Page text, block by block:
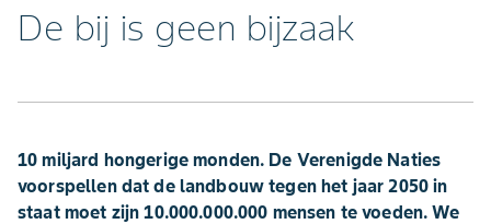
De bij is geen bijzaak
10 miljard hongerige monden. De Verenigde Naties
voorspellen dat de landbouw tegen het jaar 2050 in
staat moet zijn 10.000.000.000 mensen te voeden. We